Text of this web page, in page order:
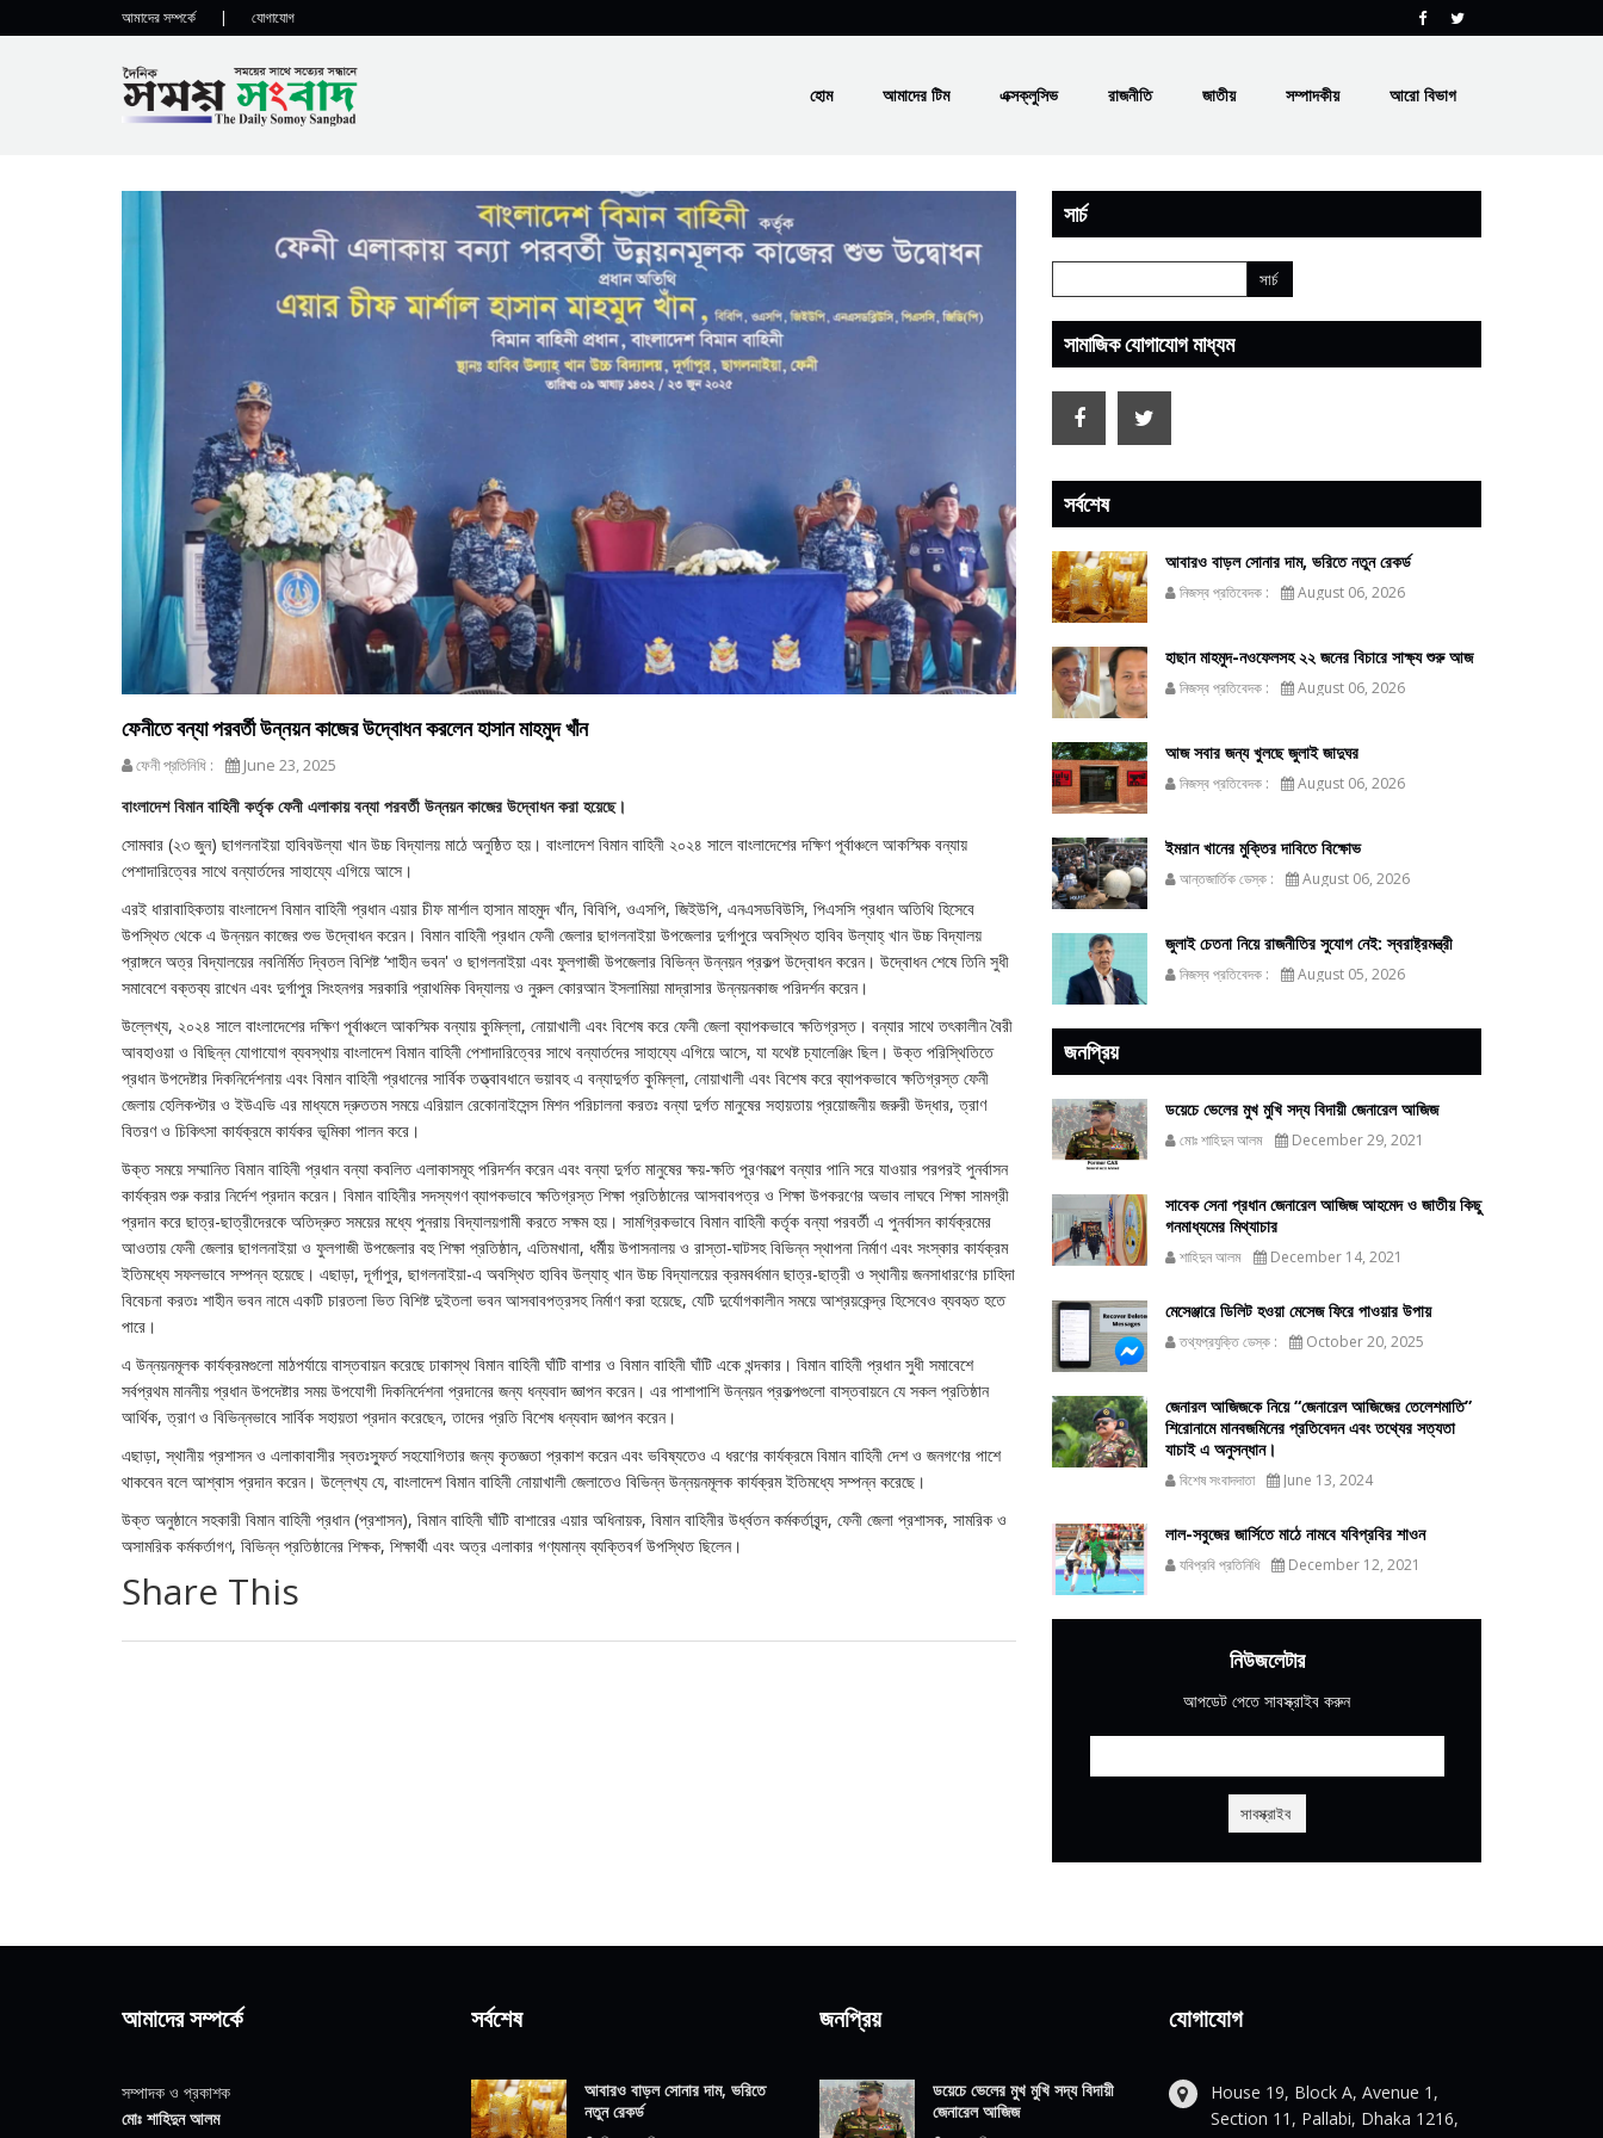
আমাদের সম্পর্কে | যোগাযোগ
হোম আমাদের টিম এক্সক্লুসিভ রাজনীতি জাতীয় সম্পাদকীয় আরো বিভাগ
ফেনীতে বন্যা পরবর্তী উন্নয়ন কাজের উদ্বোধন করলেন হাসান মাহমুদ খাঁন
ফেনী প্রতিনিধি : June 23, 2025
বাংলাদেশ বিমান বাহিনী কর্তৃক ফেনী এলাকায় বন্যা পরবর্তী উন্নয়ন কাজের উদ্বোধন করা হয়েছে।
সোমবার (২৩ জুন) ছাগলনাইয়া হাবিবউল্যা খান উচ্চ বিদ্যালয় মাঠে অনুষ্ঠিত হয়। বাংলাদেশ বিমান বাহিনী ২০২৪ সালে বাংলাদেশের দক্ষিণ পূর্বাঞ্চলে আকস্মিক বন্যায়
পেশাদারিত্বের সাথে বন্যার্তদের সাহায্যে এগিয়ে আসে।
এরই ধারাবাহিকতায় বাংলাদেশ বিমান বাহিনী প্রধান এয়ার চীফ মার্শাল হাসান মাহমুদ খাঁন, বিবিপি, ওএসপি, জিইউপি, এনএসডবিউসি, পিএসসি প্রধান অতিথি হিসেবে
উপস্থিত থেকে এ উন্নয়ন কাজের শুভ উদ্বোধন করেন। বিমান বাহিনী প্রধান ফেনী জেলার ছাগলনাইয়া উপজেলার দুর্গাপুরে অবস্থিত হাবিব উল্যাহ্ খান উচ্চ বিদ্যালয়
প্রাঙ্গনে অত্র বিদ্যালয়ের নবনির্মিত দ্বিতল বিশিষ্ট ‘শাহীন ভবন' ও ছাগলনাইয়া এবং ফুলগাজী উপজেলার বিভিন্ন উন্নয়ন প্রকল্প উদ্বোধন করেন। উদ্বোধন শেষে তিনি সুধী
সমাবেশে বক্তব্য রাখেন এবং দুর্গাপুর সিংহনগর সরকারি প্রাথমিক বিদ্যালয় ও নুরুল কোরআন ইসলামিয়া মাদ্রাসার উন্নয়নকাজ পরিদর্শন করেন।
উল্লেখ্য, ২০২৪ সালে বাংলাদেশের দক্ষিণ পূর্বাঞ্চলে আকস্মিক বন্যায় কুমিল্লা, নোয়াখালী এবং বিশেষ করে ফেনী জেলা ব্যাপকভাবে ক্ষতিগ্রস্ত। বন্যার সাথে তৎকালীন বৈরী
আবহাওয়া ও বিছিন্ন যোগাযোগ ব্যবস্থায় বাংলাদেশ বিমান বাহিনী পেশাদারিত্বের সাথে বন্যার্তদের সাহায্যে এগিয়ে আসে, যা যথেষ্ট চ্যালেঞ্জিং ছিল। উক্ত পরিস্থিতিতে
প্রধান উপদেষ্টার দিকনির্দেশনায় এবং বিমান বাহিনী প্রধানের সার্বিক তত্ত্বাবধানে ভয়াবহ এ বন্যাদুর্গত কুমিল্লা, নোয়াখালী এবং বিশেষ করে ব্যাপকভাবে ক্ষতিগ্রস্ত ফেনী
জেলায় হেলিকপ্টার ও ইউএভি এর মাধ্যমে দ্রুততম সময়ে এরিয়াল রেকোনাইসেন্স মিশন পরিচালনা করতঃ বন্যা দুর্গত মানুষের সহায়তায় প্রয়োজনীয় জরুরী উদ্ধার, ত্রাণ
বিতরণ ও চিকিৎসা কার্যক্রমে কার্যকর ভূমিকা পালন করে।
উক্ত সময়ে সম্মানিত বিমান বাহিনী প্রধান বন্যা কবলিত এলাকাসমূহ পরিদর্শন করেন এবং বন্যা দুর্গত মানুষের ক্ষয়-ক্ষতি পূরণকল্পে বন্যার পানি সরে যাওয়ার পরপরই পুনর্বাসন
কার্যক্রম শুরু করার নির্দেশ প্রদান করেন। বিমান বাহিনীর সদস্যগণ ব্যাপকভাবে ক্ষতিগ্রস্ত শিক্ষা প্রতিষ্ঠানের আসবাবপত্র ও শিক্ষা উপকরণের অভাব লাঘবে শিক্ষা সামগ্রী
প্রদান করে ছাত্র-ছাত্রীদেরকে অতিদ্রুত সময়ের মধ্যে পুনরায় বিদ্যালয়গামী করতে সক্ষম হয়। সামগ্রিকভাবে বিমান বাহিনী কর্তৃক বন্যা পরবর্তী এ পুনর্বাসন কার্যক্রমের
আওতায় ফেনী জেলার ছাগলনাইয়া ও ফুলগাজী উপজেলার বহু শিক্ষা প্রতিষ্ঠান, এতিমখানা, ধর্মীয় উপাসনালয় ও রাস্তা-ঘাটসহ বিভিন্ন স্থাপনা নির্মাণ এবং সংস্কার কার্যক্রম
ইতিমধ্যে সফলভাবে সম্পন্ন হয়েছে। এছাড়া, দূর্গাপুর, ছাগলনাইয়া-এ অবস্থিত হাবিব উল্যাহ্ খান উচ্চ বিদ্যালয়ের ক্রমবর্ধমান ছাত্র-ছাত্রী ও স্থানীয় জনসাধারণের চাহিদা
বিবেচনা করতঃ শাহীন ভবন নামে একটি চারতলা ভিত বিশিষ্ট দুইতলা ভবন আসবাবপত্রসহ নির্মাণ করা হয়েছে, যেটি দুর্যোগকালীন সময়ে আশ্রয়কেন্দ্র হিসেবেও ব্যবহৃত হতে
পারে।
এ উন্নয়নমূলক কার্যক্রমগুলো মাঠপর্যায়ে বাস্তবায়ন করেছে ঢাকাস্থ বিমান বাহিনী ঘাঁটি বাশার ও বিমান বাহিনী ঘাঁটি একে খন্দকার। বিমান বাহিনী প্রধান সুধী সমাবেশে
সর্বপ্রথম মাননীয় প্রধান উপদেষ্টার সময় উপযোগী দিকনির্দেশনা প্রদানের জন্য ধন্যবাদ জ্ঞাপন করেন। এর পাশাপাশি উন্নয়ন প্রকল্পগুলো বাস্তবায়নে যে সকল প্রতিষ্ঠান
আর্থিক, ত্রাণ ও বিভিন্নভাবে সার্বিক সহায়তা প্রদান করেছেন, তাদের প্রতি বিশেষ ধন্যবাদ জ্ঞাপন করেন।
এছাড়া, স্থানীয় প্রশাসন ও এলাকাবাসীর স্বতঃস্ফুর্ত সহযোগিতার জন্য কৃতজ্ঞতা প্রকাশ করেন এবং ভবিষ্যতেও এ ধরণের কার্যক্রমে বিমান বাহিনী দেশ ও জনগণের পাশে
থাকবেন বলে আশ্বাস প্রদান করেন। উল্লেখ্য যে, বাংলাদেশ বিমান বাহিনী নোয়াখালী জেলাতেও বিভিন্ন উন্নয়নমূলক কার্যক্রম ইতিমধ্যে সম্পন্ন করেছে।
উক্ত অনুষ্ঠানে সহকারী বিমান বাহিনী প্রধান (প্রশাসন), বিমান বাহিনী ঘাঁটি বাশারের এয়ার অধিনায়ক, বিমান বাহিনীর উর্ধ্বতন কর্মকর্তাবৃন্দ, ফেনী জেলা প্রশাসক, সামরিক ও
অসামরিক কর্মকর্তাগণ, বিভিন্ন প্রতিষ্ঠানের শিক্ষক, শিক্ষার্থী এবং অত্র এলাকার গণ্যমান্য ব্যক্তিবর্গ উপস্থিত ছিলেন।
Share This
সার্চ
সামাজিক যোগাযোগ মাধ্যম
সর্বশেষ
আবারও বাড়ল সোনার দাম, ভরিতে নতুন রেকর্ড
নিজস্ব প্রতিবেদক : August 06, 2026
হাছান মাহমুদ-নওফেলসহ ২২ জনের বিচারে সাক্ষ্য শুরু আজ
নিজস্ব প্রতিবেদক : August 06, 2026
আজ সবার জন্য খুলছে জুলাই জাদুঘর
নিজস্ব প্রতিবেদক : August 06, 2026
ইমরান খানের মুক্তির দাবিতে বিক্ষোভ
আন্তজার্তিক ডেস্ক : August 06, 2026
জুলাই চেতনা নিয়ে রাজনীতির সুযোগ নেই: স্বরাষ্ট্রমন্ত্রী
নিজস্ব প্রতিবেদক : August 05, 2026
জনপ্রিয়
ডয়েচে ভেলের মুখ মুখি সদ্য বিদায়ী জেনারেল আজিজ
মোঃ শাহিদুন আলম December 29, 2021
সাবেক সেনা প্রধান জেনারেল আজিজ আহমেদ ও জাতীয় কিছু
গনমাধ্যমের মিথ্যাচার
শাহিদুন আলম December 14, 2021
মেসেঞ্জারে ডিলিট হওয়া মেসেজ ফিরে পাওয়ার উপায়
তথ্যপ্রযুক্তি ডেস্ক : October 20, 2025
জেনারল আজিজকে নিয়ে “জেনারেল আজিজের তেলেশমাতি”
শিরোনামে মানবজমিনের প্রতিবেদন এবং তথ্যের সত্যতা
যাচাই এ অনুসন্ধান।
বিশেষ সংবাদদাতা June 13, 2024
লাল-সবুজের জার্সিতে মাঠে নামবে যবিপ্রবির শাওন
যবিপ্রবি প্রতিনিধি December 12, 2021
নিউজলেটার
আপডেট পেতে সাবস্ক্রাইব করুন
আমাদের সম্পর্কে
সম্পাদক ও প্রকাশক
মোঃ শাহিদুন আলম
সর্বশেষ
আবারও বাড়ল সোনার দাম, ভরিতে
নতুন রেকর্ড
জনপ্রিয়
ডয়েচে ভেলের মুখ মুখি সদ্য বিদায়ী
জেনারেল আজিজ
যোগাযোগ
House 19, Block A, Avenue 1,
Section 11, Pallabi, Dhaka 1216,